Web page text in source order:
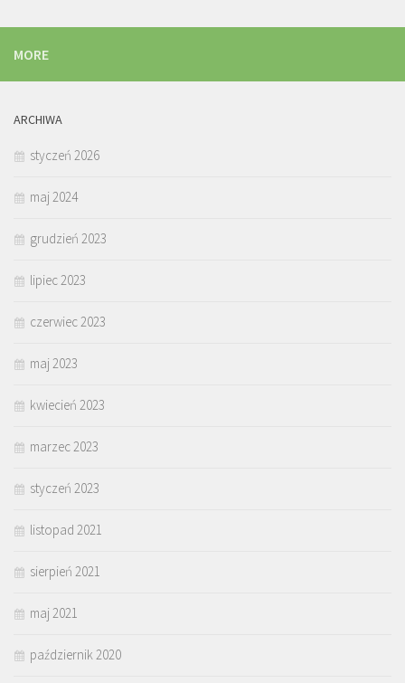
MORE
ARCHIWA
styczeń 2026
maj 2024
grudzień 2023
lipiec 2023
czerwiec 2023
maj 2023
kwiecień 2023
marzec 2023
styczeń 2023
listopad 2021
sierpień 2021
maj 2021
październik 2020